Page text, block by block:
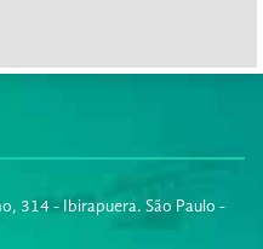
314 - Ibirapuera. São Paulo -